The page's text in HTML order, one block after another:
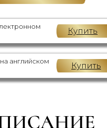
Купить
английском
Купить